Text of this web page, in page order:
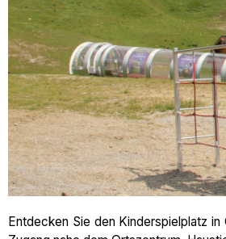
Entdecken Sie den Kinderspielplatz